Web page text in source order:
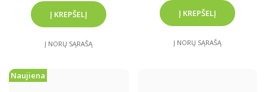
Į NORŲ SĄRAŠĄ Į NORŲ SĄRAŠĄ
Naujiena